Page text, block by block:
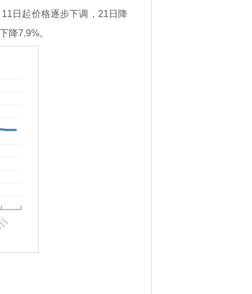
日起价格逐步下调，21日降
降7.9%。